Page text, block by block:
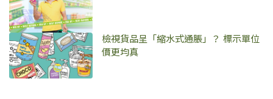
檢視貨品呈「縮水式通脹」？ 標示單位
價更均真